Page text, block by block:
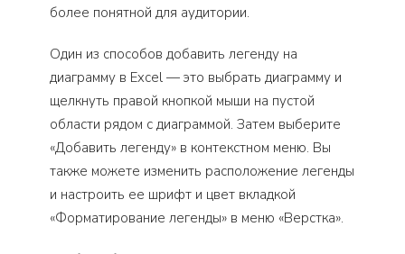
более понятной для аудитории.
Один из способов добавить легенду на
диаграмму в Excel — это выбрать диаграмму и
щелкнуть правой кнопкой мыши на пустой
области рядом с диаграммой. Затем выберите
«Добавить легенду» в контекстном меню. Вы
также можете изменить расположение легенды
и настроить ее шрифт и цвет вкладкой
«Форматирование легенды» в меню «Верстка».